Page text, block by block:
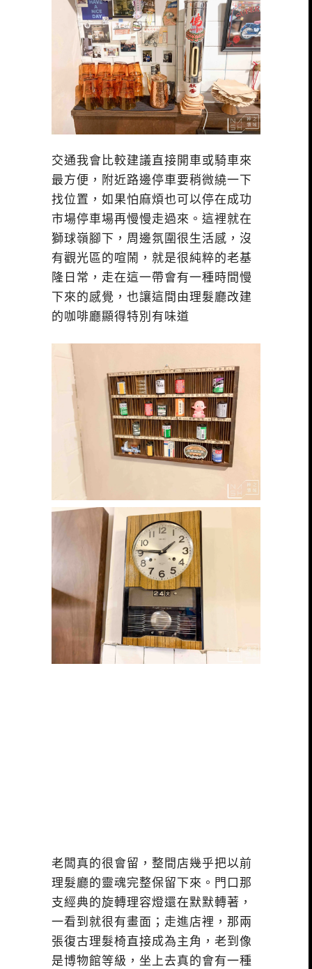
交通我會比較建議直接開車或騎車來
最方便，附近路邊停車要稍微繞一下
找位置，如果怕麻煩也可以停在成功
市場停車場再慢慢走過來。這裡就在
獅球嶺腳下，周邊氛圍很生活感，沒
有觀光區的喧鬧，就是很純粹的老基
隆日常，走在這一帶會有一種時間慢
下來的感覺，也讓這間由理髮廳改建
的咖啡廳顯得特別有味道
老闆真的很會留，整間店幾乎把以前
理髮廳的靈魂完整保留下來。門口那
支經典的旋轉理容燈還在默默轉著，
一看到就很有畫面；走進店裡，那兩
張復古理髮椅直接成為主角，老到像
是博物館等級，坐上去真的會有一種